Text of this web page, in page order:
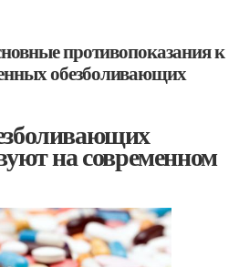
противопоказания к
обезболивающих
на современном